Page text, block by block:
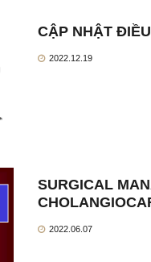
CẬP NHẬT
2022.12.19
SURGICAL
2022.06.07